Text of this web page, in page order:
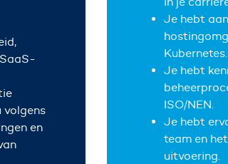
volgens
en
Je hebt
Kubernetes.
Je hebt
ISO/NEN.
Je hebt
team en
uitvoering.